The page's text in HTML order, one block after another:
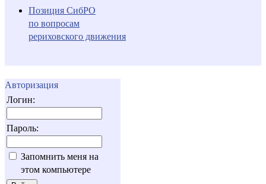
Позиция СибРО
по вопросам
рериховского движения
Авторизация
Логин:
Пароль:
Запомнить меня на
этом компьютере